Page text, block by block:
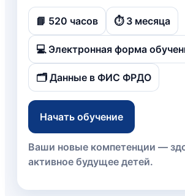
📘 520 часов ⏱️ 3 месяца
💻 Электронная форма
🗂️ Данные в ФИС ФРДО
Начать обучение
Ваши новые компетенции —
активное будущее детей.